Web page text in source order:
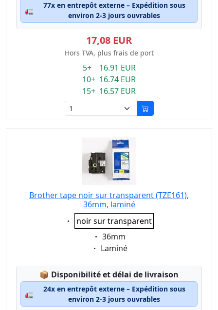
🚛
77x en entrepôt externe – Expédition sous
environ 2-3 jours ouvrables
17,08 EUR
Hors TVA, plus frais de port
5+ 16.91 EUR
10+ 16.74 EUR
15+ 16.57 EUR
Brother tape noir sur transparent (TZE161),
36mm, laminé
Eigenschaft:
noir sur transparent
Eigenschaft:
36mm
Eigenschaft:
Laminé
📦 Lagerstatus:
Disponibilité et délai de livraison
🚛
24x en entrepôt externe – Expédition sous
environ 2-3 jours ouvrables